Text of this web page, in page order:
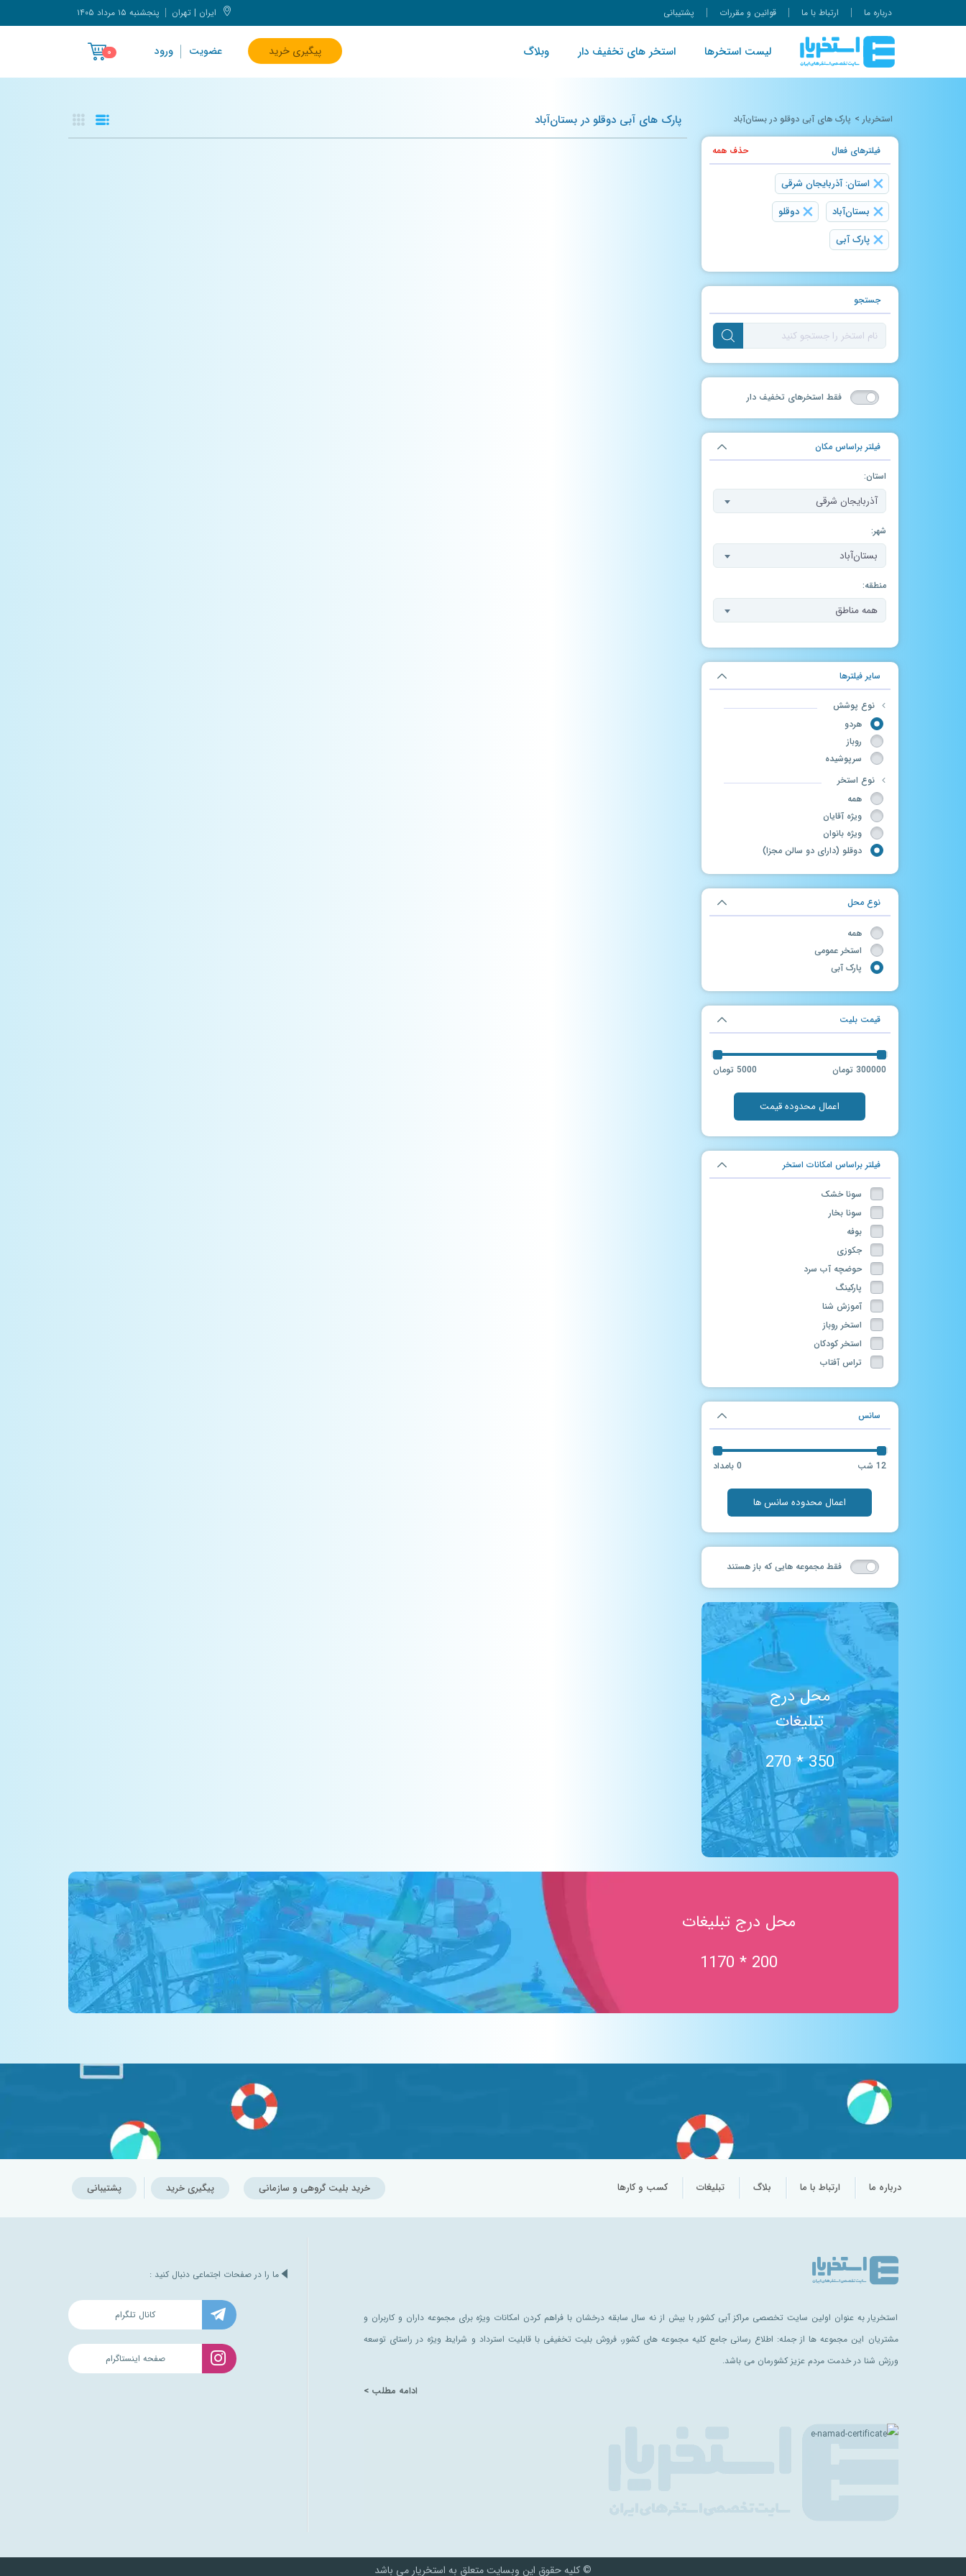
درباره ما ارتباط با ما قوانین و مقررات پشتیبانی ایران | تهران پنجشنبه ۱۵ مرداد ۱۴۰۵
لیست استخرها استخر های تخفیف دار وبلاگ پیگیری خرید عضویت ورود ۰
استخریار > پارک های آبی دوقلو در بستان‌آباد
فیلتر‌های فعال حذف همه
× استان: آذربایجان شرقی
× بستان‌آباد ×دوقلو
×پارک آبی
جستجو
فقط استخر‌های تخفیف دار
فیلتر براساس مکان
استان:
آذربایجان شرقی
شهر:
بستان‌آباد
منطقه:
همه مناطق
سایر فیلترها
نوع پوشش
هردو
روباز
سرپوشیده
نوع استخر
همه
ویژه آقایان
ویژه بانوان
دوقلو (دارای دو سالن مجزا)
نوع محل
همه
استخر عمومی
پارک آبی
قیمت بلیت
5000 تومان 300000 تومان
اعمال محدوده قیمت
فیلتر براساس امکانات استخر
سونا خشک
سونا بخار
بوفه
جکوزی
حوضچه آب سرد
پارکینگ
آموزش شنا
استخر روباز
استخر کودکان
تراس آفتاب
حمام سنتی
ماساژ
فروشگاه لوازم شنا
جکوزی روباز
آرایشگاه
سرسره آبی
سانس آزاد
چاله فضایی
حرکات موزون در آب
فوتبال دستی
سانس آزاد آقایان
استخر آب درمانی
TRX
شن درمانی
رودخانه مواج
سالن پینگ پنگ
پیلاتس
ایروبیک
سالن بیلیارد
کافی شاپ
حمام ترکی
ساحل شنی
آبشار
ایروبیک تای بو (لاغری)
جکوزی نمک
سانس
0 بامداد 12 شب
اعمال محدوده سانس ها
فقط مجموعه هایی که باز هستند
محل درج
تبلیغات
350 * 270
پارک های آبی دوقلو در بستان‌آباد
محل درج تبلیغات
200 * 1170
درباره ما ارتباط با ما بلاگ تبلیغات کسب و کارها خرید بلیت گروهی و سازمانی پیگیری خرید پشتیبانی
استخریار به عنوان اولین سایت تخصصی مراکز آبی کشور با بیش از نه سال سابقه درخشان با فراهم کردن امکانات ویژه برای مجموعه داران و کاربران و
مشتریان این مجموعه ها از جمله: اطلاع رسانی جامع کلیه مجموعه های کشور، فروش بلیت تخفیفی با قابلیت استرداد و شرایط ویژه در راستای توسعه
ورزش شنا در خدمت مردم عزیز کشورمان می باشد.
ادامه مطلب >
ما را در صفحات اجتماعی دنبال کنید :
کانال تلگرام
صفحه اینستاگرام
© کلیه حقوق این وبسایت متعلق به استخریار می باشد